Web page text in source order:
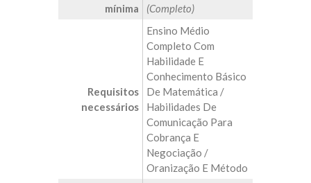
mínima
(Completo)
Requisitos
necessários
Ensino Médio
Completo Com
Habilidade E
Conhecimento Básico
De Matemática /
Habilidades De
Comunicação Para
Cobrança E
Negociação /
Oranização E Método